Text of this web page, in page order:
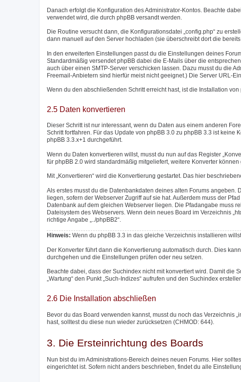
Danach erfolgt die Konfiguration des Administrator-Kontos. Beachte
verwendet wird, die durch phpBB versandt werden.
Die Routine versucht dann, die Konfigurationsdatei „config.php“ zu
dann manuell auf den Server hochladen (sie überschreibt dort die
In den erweiterten Einstellungen passt du die Einstellungen deines
Standardmäßig versendet phpBB dabei die E-Mails über die
auch über einen SMTP-Server verschicken lassen. Dazu musst du die
Freemail-Anbietern sind hierfür meist nicht geeignet.) Die Server URL-
Wenn du den abschließenden Schritt erreicht hast, ist die Installation
2.5 Daten konvertieren
Dieser Schritt ist nur interessant, wenn du Daten aus einem anderen
Schritt fortfahren. Für das Update von phpBB 3.0 zu phpBB 3.3 ist
phpBB 3.3.x+1 durchgeführt.
Wenn du Daten konvertieren willst, musst du nun auf das Register
für phpBB 2.0 wird standardmäßig mitgeliefert, weitere Konverter
Mit „Konvertieren“ wird die Konvertierung gestartet. Das hier
Als erstes musst du die Datenbankdaten deines alten Forums
liegen, sofern der Webserver Zugriff auf sie hat. Außerdem muss der
Datenbank auf dem gleichen Webserver liegen. Die Pfadangabe muss
Dateisystem des Webservers. Wenn dein neues Board im Verzeichnis
richtige Angabe „../phpBB2“.
Hinweis: Wenn du phpBB 3.3 in das gleiche Verzeichnis installieren
Der Konverter führt dann die Konvertierung automatisch durch. Dies
durchgehen und die Einstellungen prüfen oder neu setzen.
Beachte dabei, dass der Suchindex nicht mit konvertiert wird. Damit die
„Wartung“ den Punkt „Such-Indizes“ aufrufen und den Suchindex
2.6 Die Installation abschließen
Bevor du das Board verwenden kannst, musst du noch das Verzeichnis
hast, solltest du diese nun wieder zurücksetzen (CHMOD: 644).
3. Die Ersteinrichtung des Boards
Nun bist du im Administrations-Bereich deines neuen Forums. Hier
eingerichtet ist. Sofern nicht anders beschrieben, findet du alle